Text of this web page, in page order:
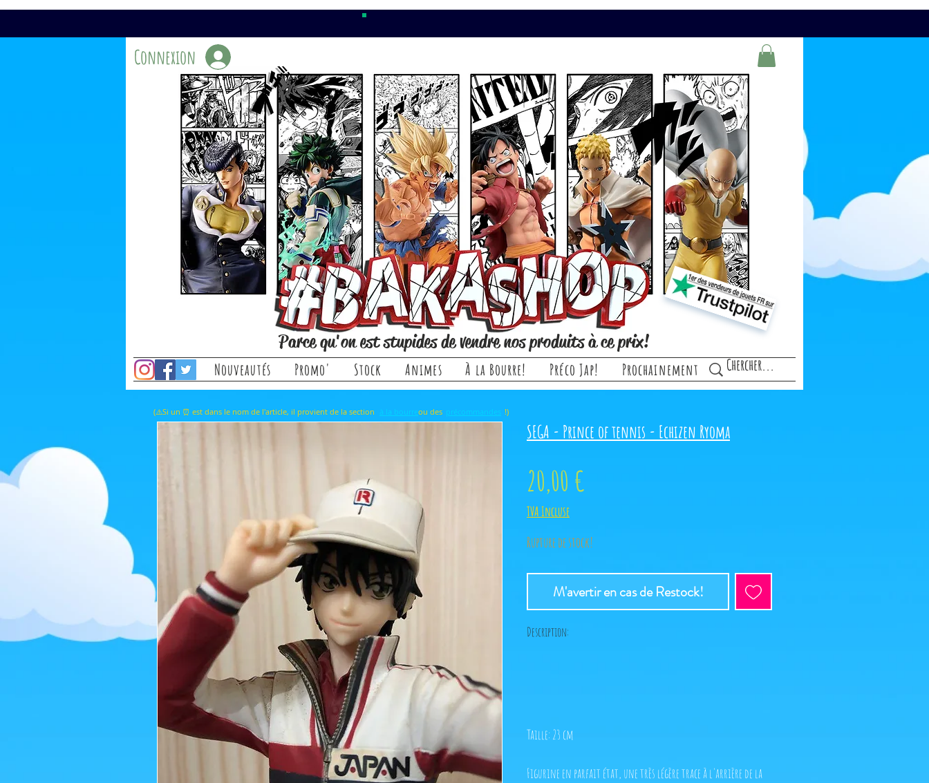
Connexion
Parce qu'on est stupides de vendre nos produits à ce prix!
Nouveautés Promo' Stock Animes À la Bourre! Préco Jap! Prochainement
SEGA - Prince of tennis - Echizen Ryoma
20,00 €
TVA Incluse
Rupture de stock!
M'avertir en cas de Restock!
Description:
Taille: 23 cm
Figurine en parfait état, une très légère trace à l'arrière de la
(⚠️Si un ⏰ est dans le nom de l'article, il provient de la section ou des !)
à la bourre précommandes